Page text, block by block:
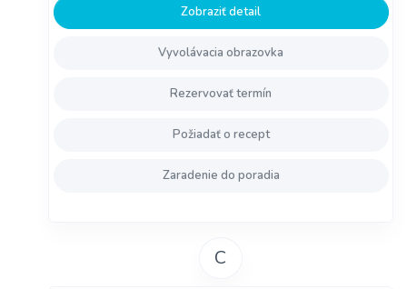
Zobraziť detail
Vyvolávacia obrazovka
Rezervovať termín
Požiadať o recept
Zaradenie do poradia
C